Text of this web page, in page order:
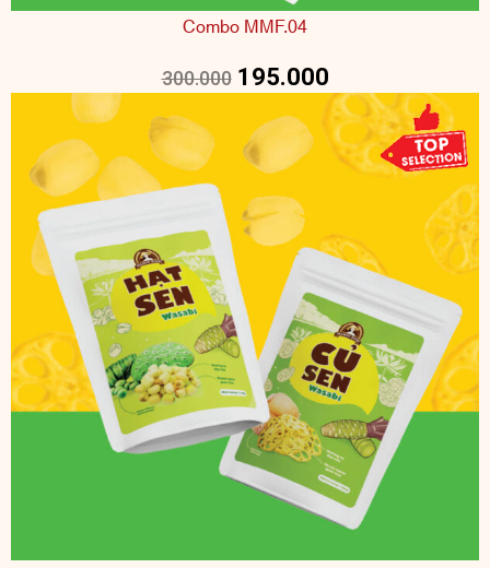
Combo MMF.04
300.000 195.000